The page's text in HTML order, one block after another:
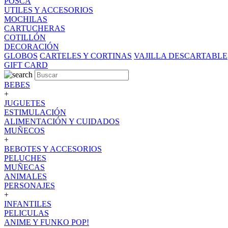
UTILES Y ACCESORIOS
MOCHILAS
CARTUCHERAS
COTILLÓN
DECORACIÓN
GLOBOS CARTELES Y CORTINAS VAJILLA DESCARTABLE
GIFT CARD
BEBES
+
JUGUETES
ESTIMULACIÓN
ALIMENTACIÓN Y CUIDADOS
MUÑECOS
+
BEBOTES Y ACCESORIOS
PELUCHES
MUÑECAS
ANIMALES
PERSONAJES
+
INFANTILES
PELICULAS
ANIME Y FUNKO POP!